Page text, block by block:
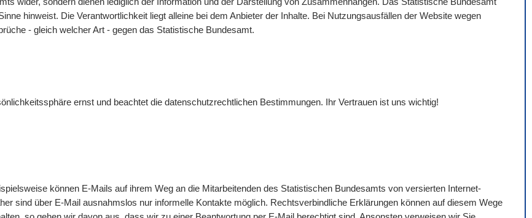
hinweist. Die Verantwortlichkeit liegt alleine bei dem Anbieter der Inhalte. Bei Nutzungsausfällen der Website wegen
- gleich welcher Art - gegen das Statistische Bundesamt.
ernst und beachtet die datenschutzrechtlichen Bestimmungen. Ihr Vertrauen ist uns wichtig!
können E-Mails auf ihrem Weg an die Mitarbeitenden des Statistischen Bundesamts von versierten Internet-
sind über E-Mail ausnahmslos nur informelle Kontakte möglich. Rechtsverbindliche Erklärungen können auf diesem Wege